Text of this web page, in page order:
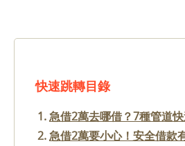
快速跳轉目錄
急借2萬去哪借？7種管道快
急借2萬要小心！安全借款